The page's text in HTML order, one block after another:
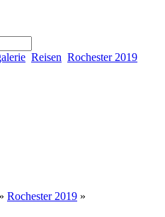
Reisen Rochester 2019
» Rochester 2019 »